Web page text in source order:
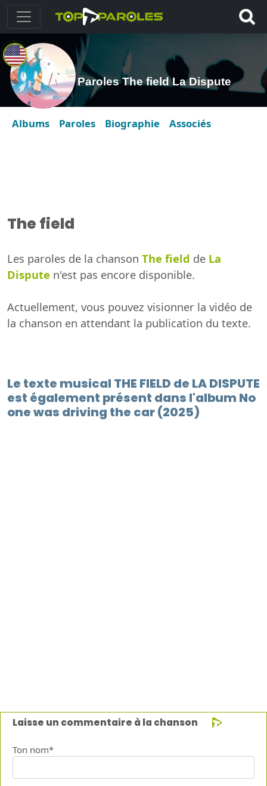
Paroles The field La Dispute
Albums Paroles Biographie Associés
The field
Les paroles de la chanson The field de La
Dispute n'est pas encore disponible.
Actuellement, vous pouvez visionner la vidéo de
la chanson en attendant la publication du texte.
Le texte musical THE FIELD de LA DISPUTE
est également présent dans l'album No
one was driving the car (2025)
Laisse un commentaire à la chanson
Ton nom*